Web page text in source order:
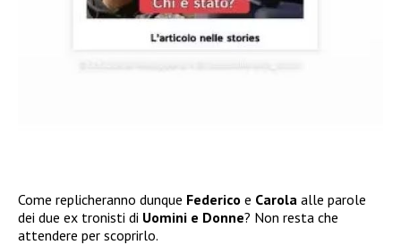
Come replicheranno dunque Federico e Carola alle parole
dei due ex tronisti di Uomini e Donne? Non resta che
attendere per scoprirlo.